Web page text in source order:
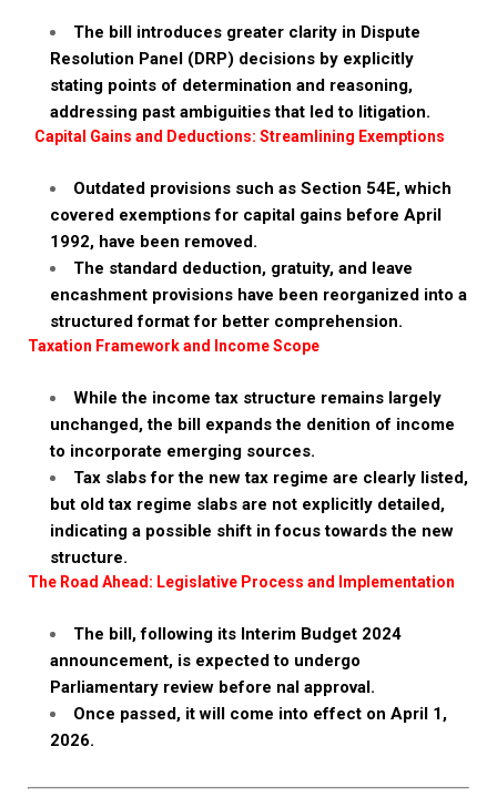
The bill introduces greater clarity in Dispute
Resolution Panel (DRP) decisions by explicitly
stating points of determination and reasoning,
addressing past ambiguities that led to litigation.
Capital Gains and Deductions: Streamlining Exemptions
Outdated provisions such as Section 54E, which
covered exemptions for capital gains before April
1992, have been removed.
The standard deduction, gratuity, and leave
encashment provisions have been reorganized into a
structured format for better comprehension.
Taxation Framework and Income Scope
While the income tax structure remains largely
unchanged, the bill expands the denition of income
to incorporate emerging sources.
Tax slabs for the new tax regime are clearly listed,
but old tax regime slabs are not explicitly detailed,
indicating a possible shift in focus towards the new
structure.
The Road Ahead: Legislative Process and Implementation
The bill, following its Interim Budget 2024
announcement, is expected to undergo
Parliamentary review before nal approval.
Once passed, it will come into effect on April 1,
2026.